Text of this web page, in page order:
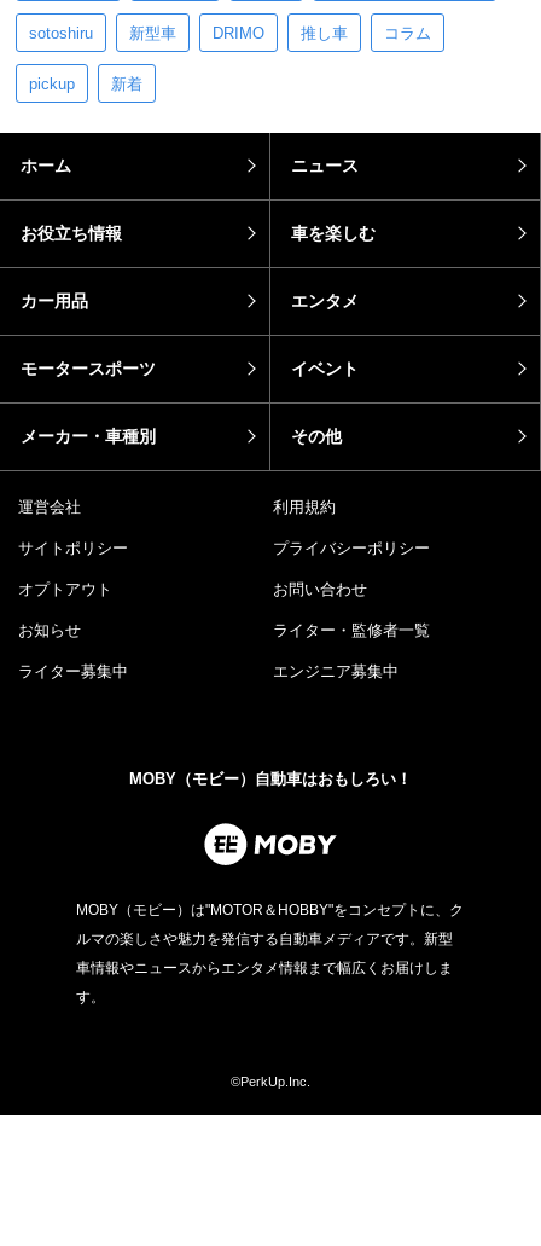
sotoshiru 新型車 DRIMO 推し車 コラム
pickup 新着
ホーム ニュース
お役立ち情報 車を楽しむ
カー用品 エンタメ
モータースポーツ イベント
メーカー・車種別 その他
運営会社 利用規約
サイトポリシー プライバシーポリシー
オプトアウト お問い合わせ
お知らせ ライター・監修者一覧
ライター募集中 エンジニア募集中
MOBY（モビー）自動車はおもしろい！
MOBY（モビー）は"MOTOR＆HOBBY"をコンセプトに、ク
ルマの楽しさや魅力を発信する自動車メディアです。新型
車情報やニュースからエンタメ情報まで幅広くお届けしま
す。
©PerkUp.Inc.